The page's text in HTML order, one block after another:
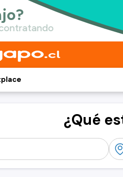
¿Qué